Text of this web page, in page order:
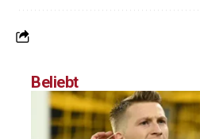
Beliebt